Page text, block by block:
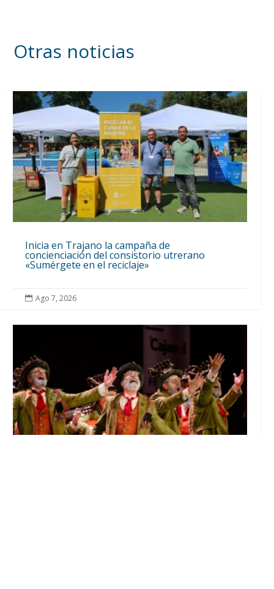
Otras noticias
Inicia en Trajano la campaña de
concienciación del consistorio utrerano
«Sumérgete en el reciclaje»
 Ago 7, 2026